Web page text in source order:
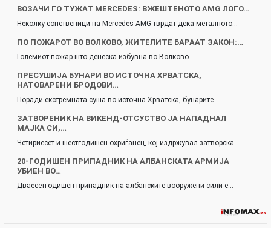
ВОЗАЧИ ГО ТУЖАТ MERCEDES: ВЖЕШТЕНОТО AMG ЛОГО…
Неколку сопственици на Mercedes-AMG тврдат дека металното…
ПО ПОЖАРОТ ВО ВОЛКОВО, ЖИТЕЛИТЕ БАРААТ ЗАКОН:…
Големиот пожар што денеска избувна во Волково…
ПРЕСУШИЈА БУНАРИ ВО ИСТОЧНА ХРВАТСКА,
НАТОВАРЕНИ БРОДОВИ…
Поради екстремната суша во источна Хрватска, бунарите…
ЗАТВОРЕНИК НА ВИКЕНД-ОТСУСТВО ЈА НАПАДНАЛ
МАЈКА СИ,…
Четириесет и шестгодишен охриѓанец, кој издржувал затворска…
20-ГОДИШЕН ПРИПАДНИК НА АЛБАНСКАТА АРМИЈА
УБИЕН ВО…
Дваесетгодишен припадник на албанските вооружени сили е…